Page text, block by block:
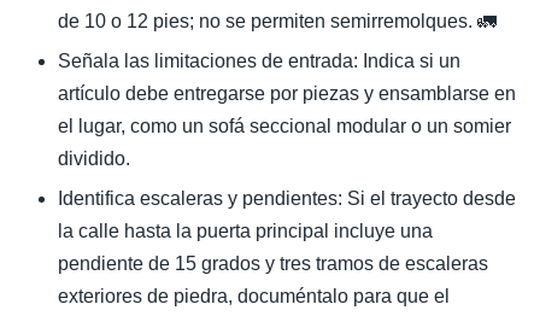
de 10 o 12 pies; no se permiten semirremolques. 🚛
Señala las limitaciones de entrada: Indica si un
artículo debe entregarse por piezas y ensamblarse en
el lugar, como un sofá seccional modular o un somier
dividido.
Identifica escaleras y pendientes: Si el trayecto desde
la calle hasta la puerta principal incluye una
pendiente de 15 grados y tres tramos de escaleras
exteriores de piedra, documéntalo para que el